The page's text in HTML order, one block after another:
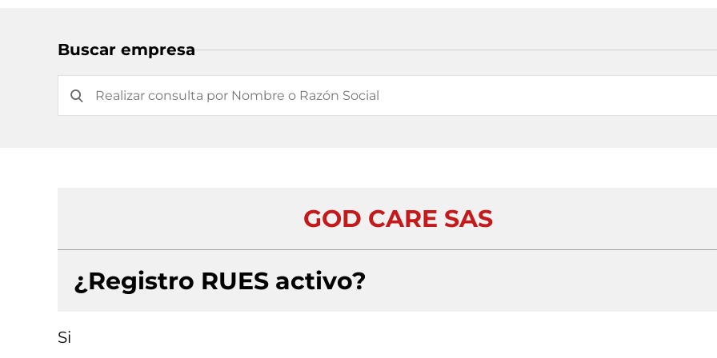
Buscar empresa
GOD CARE SAS
¿Registro RUES activo?
Si